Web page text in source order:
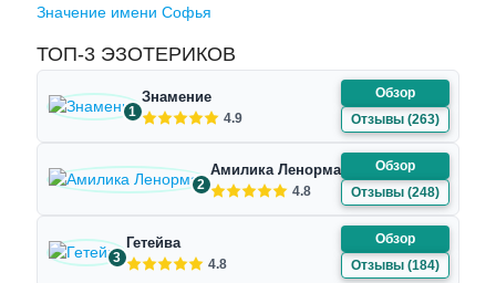
Значение имени Софья
ТОП-3 ЭЗОТЕРИКОВ
1
Знамение
4.9
Обзор
Отзывы (263)
2
Амилика Ленорман
4.8
Обзор
Отзывы (248)
3
Гетейва
4.8
Обзор
Отзывы (184)